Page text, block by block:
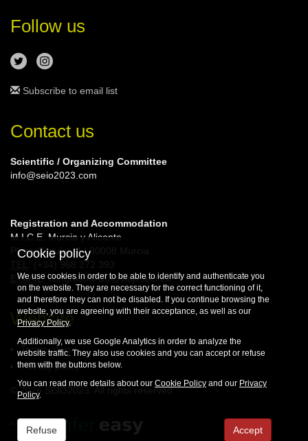
Follow us
Subscribe to email list
Contact us
Scientific / Organizing Committee
info@seio2023.com
Registration and Accommodation
M.I.C.E. Murcia y Alicante
Plaza Circular, 4 | 30008 Murcia
E-MAIL: congresosA10@viajeseci.es
Website
Terms of use
Privacy policy
© 2026 SEIO2023. All rights reserved
Cookie policy
We use cookies in order to be able to identify and authenticate you
on the website. They are necessary for the correct functioning of it,
and therefore they can not be disabled. If you continue browsing the
website, you are agreeing with their acceptance, as well as our
Privacy Policy.
Additionally, we use Google Analytics in order to analyze the
website traffic. They also use cookies and you can accept or refuse
them with the buttons below.
You can read more details about our Cookie Policy and our Privacy
Policy.
Refuse Accept